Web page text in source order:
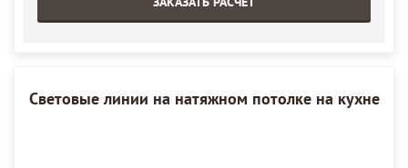
Световые линии на натяжном потолке на кухне